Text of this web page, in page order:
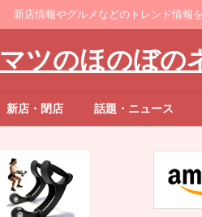
新店情報やグルメなどのトレンド情報
マツのほのぼの
新店・閉店 話題・ニュース